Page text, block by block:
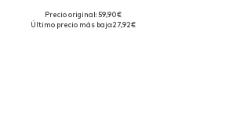
Tallas disponibles: 152
Precio original: 59,90€
Último precio más bajo:27,92€